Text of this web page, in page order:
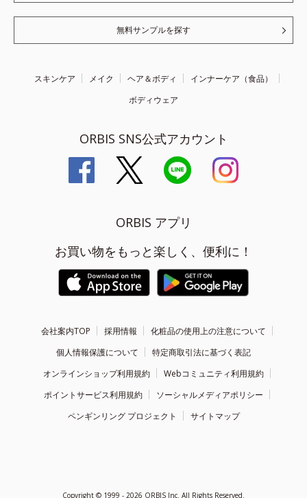
無料サンプルを探す
スキンケア メイク ヘア＆ボディ
インナーケア（食品）
ボディウェア
ORBIS SNS公式アカウント
ORBIS アプリ
お買い物をもっと楽しく、便利に！
会社案内TOP 採用情報
化粧品の使用上の注意について
個人情報保護について
特定商取引法に基づく表記
オンラインショップ利用規約
Webコミュニティ利用規約
ポイントサービス利用規約
ソーシャルメディアポリシー
ペンギンリング プロジェクト
サイトマップ
Copyright © 1999 - 2026 ORBIS Inc. All Rights Reserved.